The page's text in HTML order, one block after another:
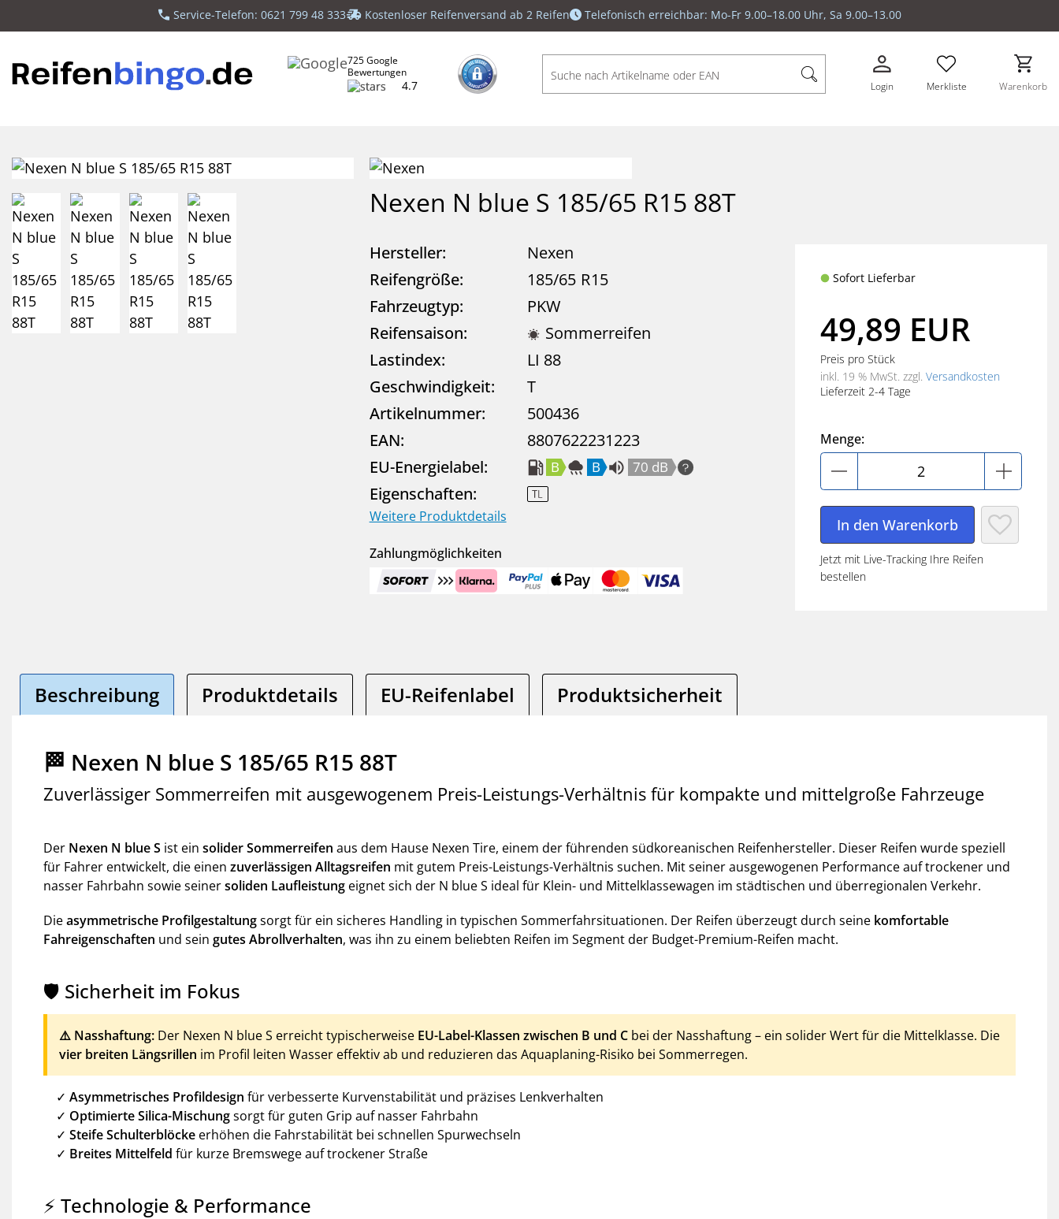
Service-Telefon: 0621 799 48 333 Kostenloser Reifenversand ab 2 Reifen Telefonisch erreichbar: Mo-Fr 9.00–18.00 Uhr, Sa 9.00–13.00
725 Google
Bewertungen
4.7 Login Merkliste Warenkorb
Nexen N blue S 185/65 R15 88T
Hersteller:
Nexen
Reifengröße:
185/65 R15
Fahrzeugtyp:
PKW
Reifensaison:
Sommerreifen
Lastindex:
LI 88
Geschwindigkeit:
T
Artikelnummer:
500436
EAN:
8807622231223
EU-Energielabel:
B B 70 dB
Eigenschaften:
Weitere Produktdetails
Zahlungmöglichkeiten
Sofort Lieferbar
49,89 EUR
Preis pro Stück
inkl. 19 % MwSt. zzgl. Versandkosten
Lieferzeit 2-4 Tage
Menge:
Jetzt mit Live-Tracking Ihre Reifen
bestellen
Beschreibung Produktdetails EU-Reifenlabel Produktsicherheit
🏁 Nexen N blue S 185/65 R15 88T
Zuverlässiger Sommerreifen mit ausgewogenem Preis-Leistungs-Verhältnis für kompakte und mittelgroße Fahrzeuge
Der Nexen N blue S ist ein solider Sommerreifen aus dem Hause Nexen Tire, einem der führenden südkoreanischen Reifenhersteller. Dieser Reifen wurde speziell
für Fahrer entwickelt, die einen zuverlässigen Alltagsreifen mit gutem Preis-Leistungs-Verhältnis suchen. Mit seiner ausgewogenen Performance auf trockener und
nasser Fahrbahn sowie seinersoliden Laufleistung eignet sich der N blue S ideal für Klein- und Mittelklassewagen im städtischen und überregionalen Verkehr.
Dieasymmetrische Profilgestaltungsorgt für ein sicheres Handling in typischen Sommerfahrsituationen. Der Reifen überzeugt durch seine komfortable
Fahreigenschaften und sein gutes Abrollverhalten, was ihn zu einem beliebten Reifen im Segment der Budget-Premium-Reifen macht.
🛡️ Sicherheit im Fokus
⚠️ Nasshaftung: Der Nexen N blue S erreicht typischerweise EU-Label-Klassen zwischen B und C bei der Nasshaftung – ein solider Wert für die Mittelklasse. Die
vier breiten Längsrillen im Profil leiten Wasser effektiv ab und reduzieren das Aquaplaning-Risiko bei Sommerregen.
✓ Asymmetrisches Profildesign für verbesserte Kurvenstabilität und präzises Lenkverhalten
✓ Optimierte Silica-Mischungsorgt für guten Grip auf nasser Fahrbahn
✓ Steife Schulterblöcke erhöhen die Fahrstabilität bei schnellen Spurwechseln
✓ Breites Mittelfeld für kurze Bremswege auf trockener Straße
⚡ Technologie & Performance